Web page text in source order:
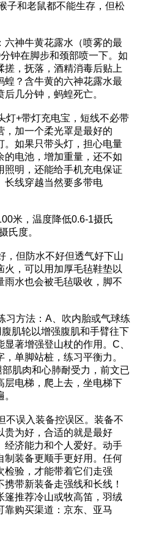
子和老鼠都不能生存，但松
六神牛黄花露水（喷雾的最
钟在脚步和颈部喷一下。如
搓，抚落，酒精消毒后贴上
蝗？含牛黄的六神花露水最
几分钟，蚂蝗死亡。
灯+带灯充电宝，短线不必带
，加一个柔光罩是最好的
。如果只带头灯，担心电量
的电池，增加重量，还不如
照明，还能给手机充电保证
长线穿越当然要多带电
米，温度降低0.6-1摄氏
氏度。
，但防水不好但透气好下山
火，可以用加厚毛毡鞋垫以
雨水也会被毛毡吸收，脚不
习方法：A、吹内胎或气球练
肌轮以增强腹肌和手臂往下
著增强登山杖的作用。C、
单脚站桩，练习平衡力。
肌肉和心肺耐受力，前文已
层电梯，爬上去，坐电梯下
不误入装备控误区。装备不
贵为好，合适的就是最好
经济能力和个人爱好。动手
制装备更顺手更好用。任何
检验，才能带着它们走强
带新装备走强线和长线！
篷推荐冷山或牧高笛，羽绒
靠购买渠道：京东、亚马